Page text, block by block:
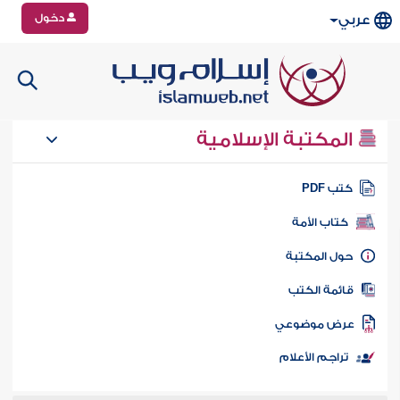
عربي دخول
المكتبة الإسلامية
كتب PDF
كتاب الأمة
المكتبة
الكتب
موضوعي